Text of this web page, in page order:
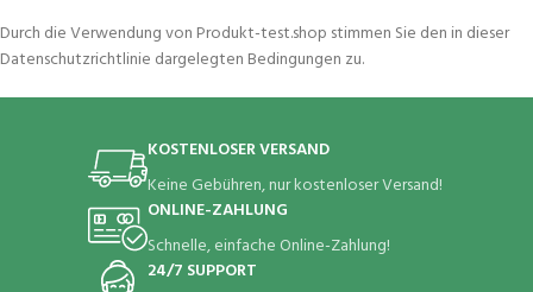
Durch die Verwendung von Produkt-test.shop stimmen Sie den in dieser
Datenschutzrichtlinie dargelegten Bedingungen zu.
KOSTENLOSER VERSAND
Keine Gebühren, nur kostenloser Versand!
ONLINE-ZAHLUNG
Schnelle, einfache Online-Zahlung!
24/7 SUPPORT